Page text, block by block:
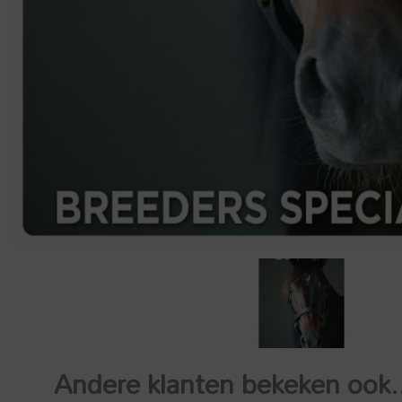
Andere klanten bekeken